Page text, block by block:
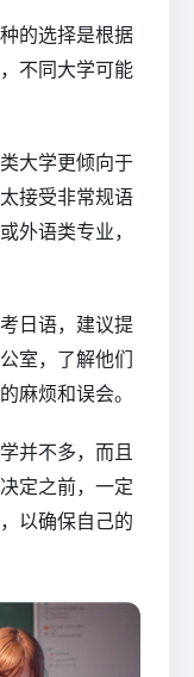
的选择是根据
不同大学可能
大学更倾向于
接受非常规语
外语类专业，
日语，建议提
室，了解他们
麻烦和误会。
并不多，而且
定之前，一定
以确保自己的